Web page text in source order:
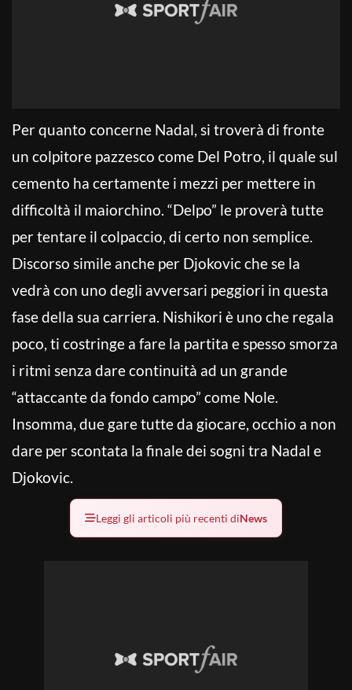
Per quanto concerne Nadal, si troverà di fronte
un colpitore pazzesco come Del Potro, il quale sul
cemento ha certamente i mezzi per mettere in
difficoltà il maiorchino. “Delpo” le proverà tutte
per tentare il colpaccio, di certo non semplice.
Discorso simile anche per Djokovic che se la
vedrà con uno degli avversari peggiori in questa
fase della sua carriera. Nishikori è uno che regala
poco, ti costringe a fare la partita e spesso smorza
i ritmi senza dare continuità ad un grande
“attaccante da fondo campo” come Nole.
Insomma, due gare tutte da giocare, occhio a non
dare per scontata la finale dei sogni tra Nadal e
Djokovic.
Leggi gli articoli più recenti diNews